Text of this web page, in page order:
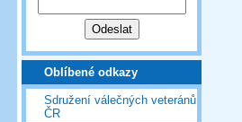
Oblíbené odkazy
Sdružení válečných veteránů
ČR